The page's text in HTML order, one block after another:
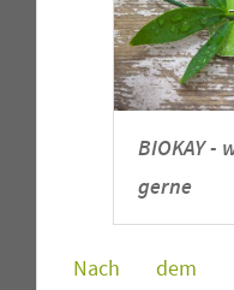
BIOKAY -
gerne
Nach dem